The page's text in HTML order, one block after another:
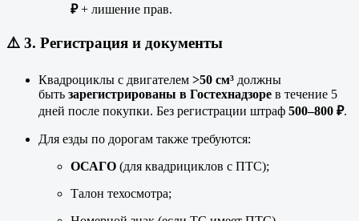
₽+ лишение прав.
⚠️ 3. Регистрация и документы
Квадроциклы с двигателем >50 см³ должны
быть зарегистрированы в Гостехнадзоре в течение 5
дней после покупки. Без регистрации штраф 500–800 ₽.
Для езды по дорогам также требуются:
ОСАГО (для квадрициклов с ПТС);
Талон техосмотра;